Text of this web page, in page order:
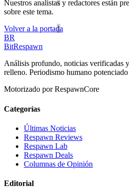
Nuestros analistas y redactores están
sobre este tema.
Volver a la portada
BR
BitRespawn
Análisis profundo, noticias verificadas
relleno. Periodismo humano
Motorizado por RespawnCore
Categorías
Últimas Noticias
Respawn Reviews
Respawn Lab
Respawn Deals
Columnas de Opinión
Editorial